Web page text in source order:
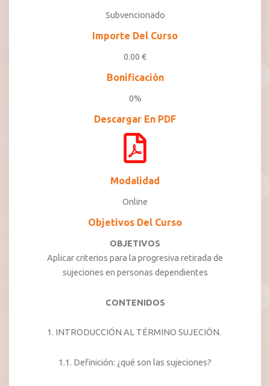
Subvencionado
Importe Del Curso
0.00 €
Bonificación
0%
Descargar En PDF
Modalidad
Online
Objetivos Del Curso
OBJETIVOS
Aplicar criterios para la progresiva retirada de
sujeciones en personas dependientes
CONTENIDOS
1. INTRODUCCIÓN AL TÉRMINO SUJECIÓN.
1.1. Definición: ¿qué son las sujeciones?